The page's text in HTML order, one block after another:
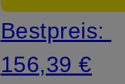
Bestpreis:
156,39 €